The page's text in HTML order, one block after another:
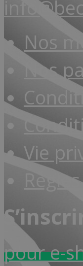
Nos
Nos
Vie
pour e-